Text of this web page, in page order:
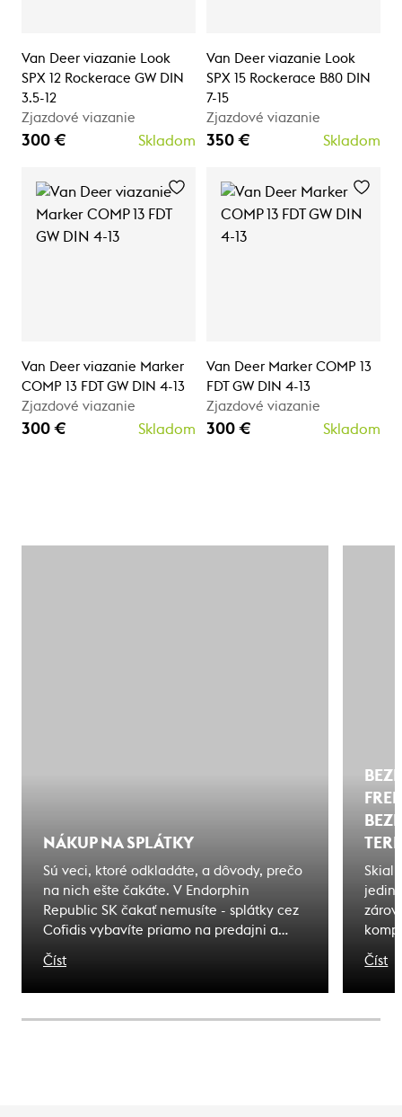
Van Deer viazanie Look
SPX 12 Rockerace GW DIN
3.5-12
Zjazdové viazanie
300 € Skladom
Van Deer viazanie Look
SPX 15 Rockerace B80 DIN
7-15
Zjazdové viazanie
350 € Skladom
Van Deer viazanie Marker
COMP 13 FDT GW DIN 4-13
Zjazdové viazanie
300 € Skladom
Van Deer Marker COMP 13
FDT GW DIN 4-13
Zjazdové viazanie
300 € Skladom
NÁKUP NA SPLÁTKY
Sú veci, ktoré odkladáte, a dôvody, prečo
na nich ešte čakáte. V Endorphin
Republic SK čakať nemusíte - splátky cez
Cofidis vybavíte priamo na predajni a
odídete s tým, čo ste si vybrali. Zážitky, na
ktoré čakáte sú bližšie, ako si myslíte.
Číst Číst